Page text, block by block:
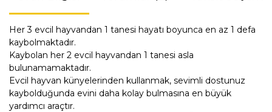
Her 3 evcil hayvandan 1 tanesi hayatı boyunca en az 1 defa
kaybolmaktadır.
Kaybolan her 2 evcil hayvandan 1 tanesi asla
bulunamamaktadır.
Evcil hayvan künyelerinden kullanmak, sevimli dostunuz
kaybolduğunda evini daha kolay bulmasına en büyük
yardımcı araçtır.